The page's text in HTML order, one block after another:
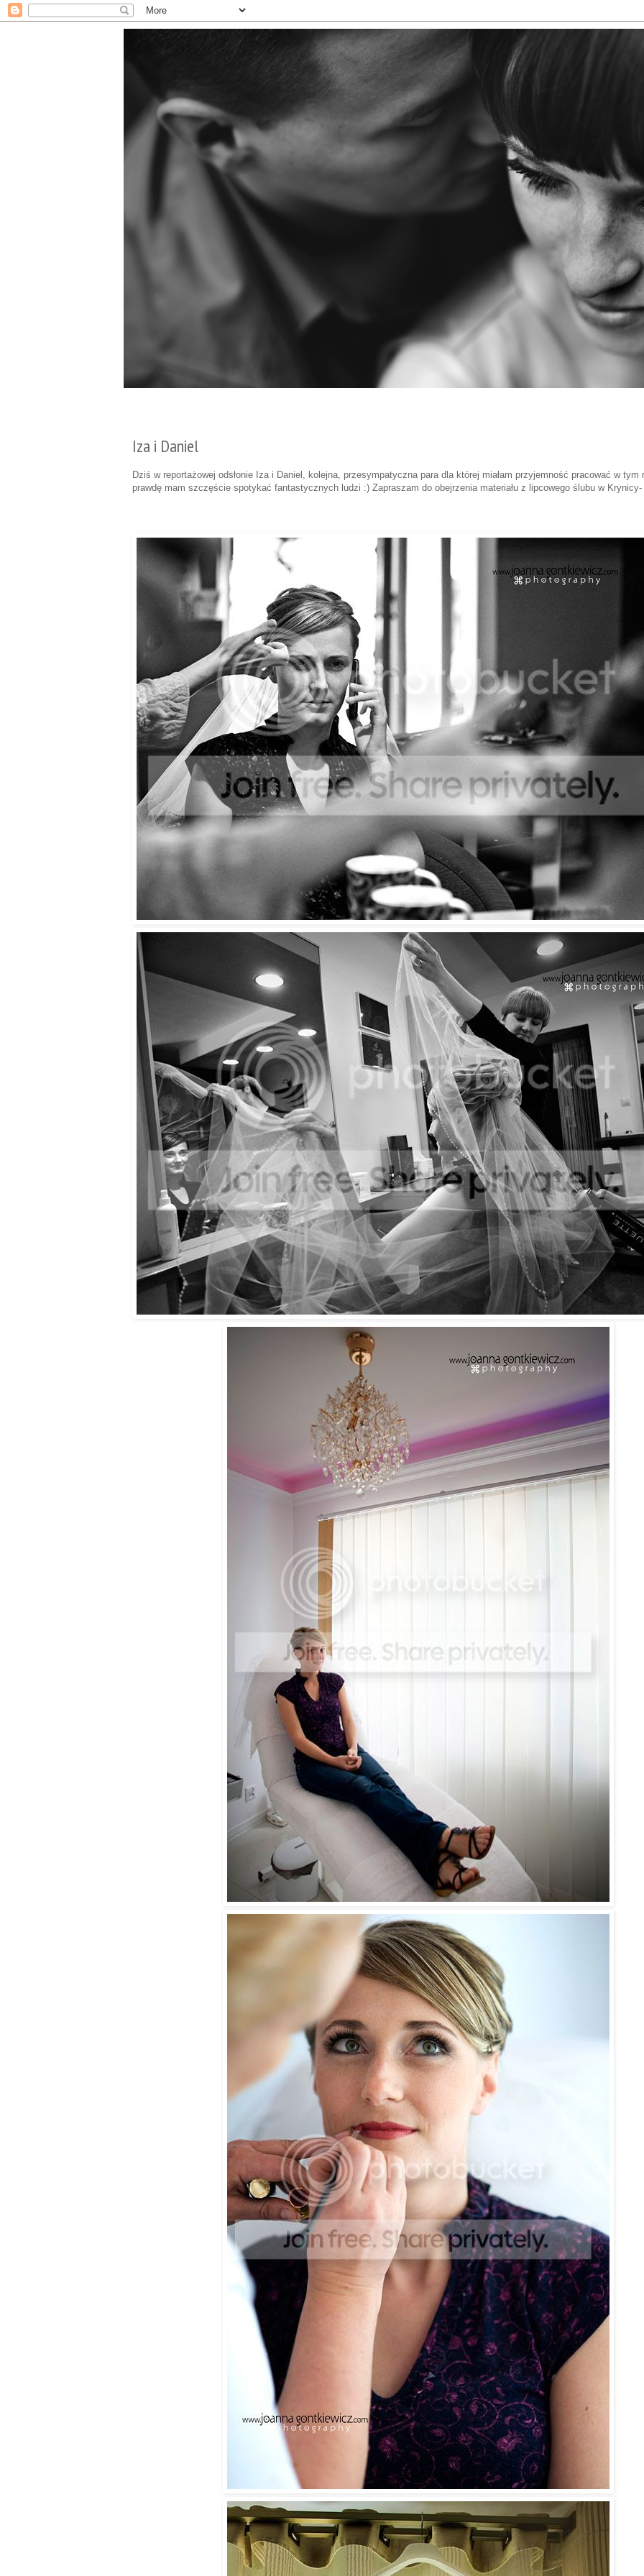
Iza i Daniel
Dziś w reportażowej odsłonie Iza i Daniel, kolejna, przesympatyczna para dla której miałam przyjemność pracować w tym
prawdę mam szczęście spotykać fantastycznych ludzi :) Zapraszam do obejrzenia materiału z lipcowego ślubu w Krynicy-